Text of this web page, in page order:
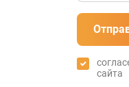
сайта